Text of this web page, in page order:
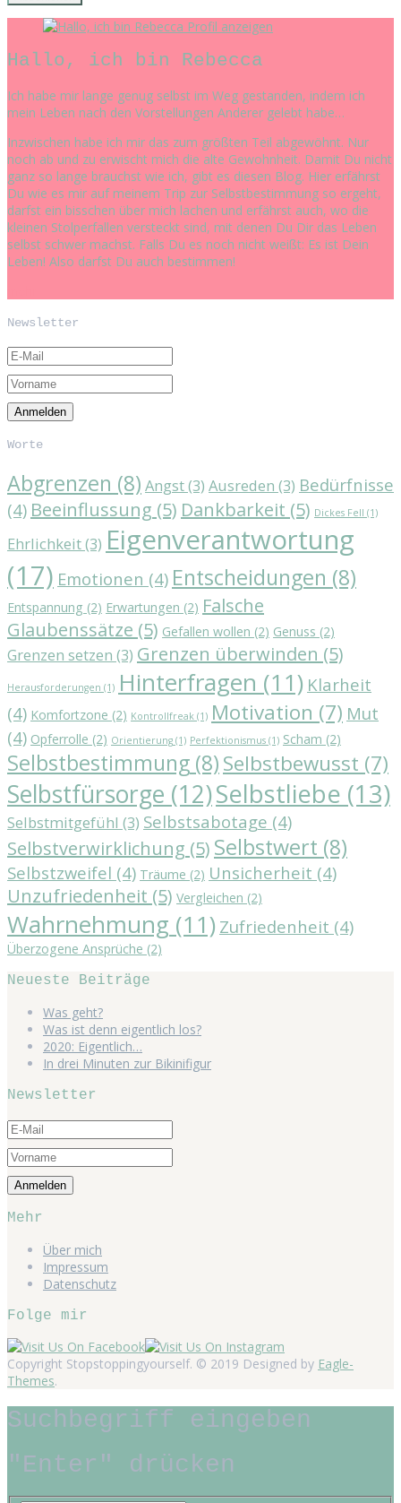
Profil anzeigen
Hallo, ich bin Rebecca
Ich habe mir lange genug selbst im Weg gestanden, indem ich
mein Leben nach den Vorstellungen Anderer gelebt habe…
Inzwischen habe ich mir das zum größten Teil abgewöhnt. Nur
noch ab und zu erwischt mich die alte Gewohnheit. Damit Du nicht
ganz so lange brauchst wie ich, gibt es diesen Blog. Hier erfährst
Du wie es mir auf meinem Trip zur Selbstbestimmung so ergeht,
darfst ein bisschen über mich lachen und erfährst auch, wo die
kleinen Stolperfallen versteckt sind, mit denen Du Dir das Leben
selbst schwer machst. Falls Du es noch nicht weißt: Es ist Dein
Leben! Also darfst Du auch bestimmen!
Newsletter
Worte
Abgrenzen (8) Angst(3) Ausreden (3) Bedürfnisse
(4) Beeinflussung (5) Dankbarkeit (5) Dickes Fell (1)
Ehrlichkeit(3) Eigenverantwortung
(17) Emotionen (4) Entscheidungen (8)
Entspannung (2) Erwartungen (2) Falsche
Glaubenssätze (5) Gefallen wollen (2) Genuss (2)
Grenzen setzen (3) Grenzen überwinden (5)
Herausforderungen (1) Hinterfragen (11) Klarheit
(4) Komfortzone (2) Kontrollfreak (1) Motivation (7) Mut
(4) Opferrolle (2) Orientierung (1) Perfektionismus (1) Scham (2)
Selbstbestimmung (8)Selbstbewusst (7)
Selbstfürsorge (12)Selbstliebe (13)
Selbstmitgefühl (3) Selbstsabotage (4)
Selbstverwirklichung (5) Selbstwert (8)
Selbstzweifel (4) Träume (2) Unsicherheit (4)
Unzufriedenheit (5) Vergleichen (2)
Wahrnehmung (11) Zufriedenheit (4)
Überzogene Ansprüche (2)
Neueste Beiträge
Was geht?
Was ist denn eigentlich los?
2020: Eigentlich…
In drei Minuten zur Bikinifigur
Newsletter
Mehr
Über mich
Impressum
Datenschutz
Folge mir
Copyright Stopstoppingyourself. © 2019 Designed by Eagle-
Themes.
Suchbegriff eingeben
"Enter" drücken